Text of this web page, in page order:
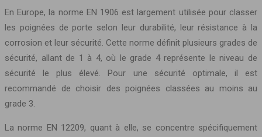
En Europe, la norme EN 1906 est largement utilisée pour classer
les poignées de porte selon leur durabilité, leur résistance à la
corrosion et leur sécurité. Cette norme définit plusieurs grades de
sécurité, allant de 1 à 4, où le grade 4 représente le niveau de
sécurité le plus élevé. Pour une sécurité optimale, il est
recommandé de choisir des poignées classées au moins au
grade 3.
La norme EN 12209, quant à elle, se concentre spécifiquement